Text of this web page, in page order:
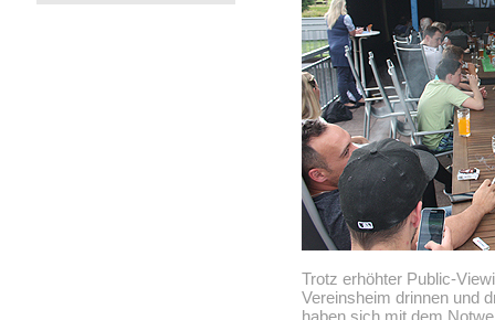
Trotz erhöhter Public-
Vereinsheim drinnen und
haben sich mit dem